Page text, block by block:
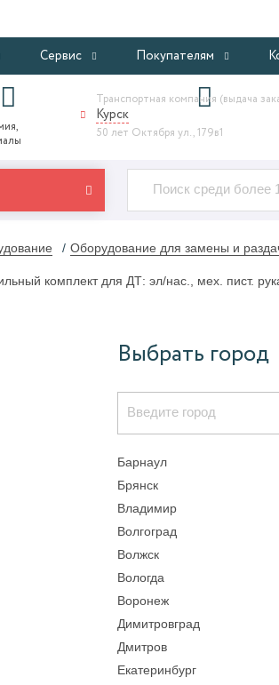
Сервис Покупателям
Транспортная компания (выдача
Курск
50 лет Октября ул., 179в1
Оборудование для замены и
комплект для ДТ: эл/нас., мех. пист.
Выбрать город
Барнаул
Брянск
Владимир
Волгоград
Волжск
Вологда
Воронеж
Димитровград
Дмитров
Екатеринбург